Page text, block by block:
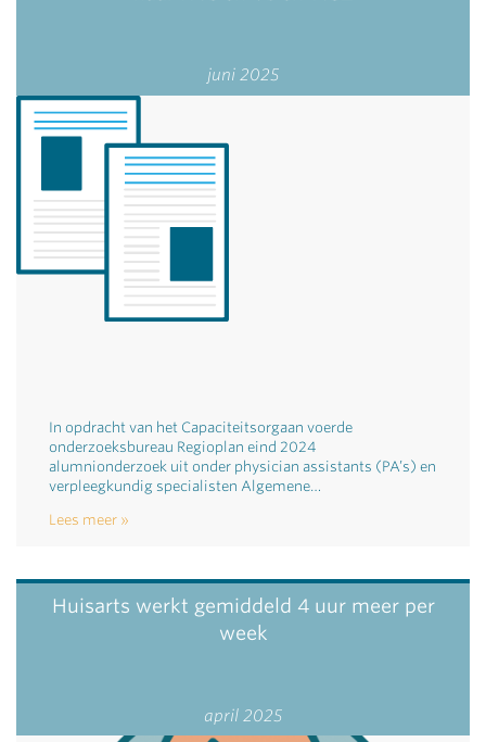
juni 2025
In opdracht van het Capaciteitsorgaan voerde
onderzoeksbureau Regioplan eind 2024
alumnionderzoek uit onder physician assistants (PA’s) en
verpleegkundig specialisten Algemene…
Lees meer
Huisarts werkt gemiddeld 4 uur meer per
week
april 2025